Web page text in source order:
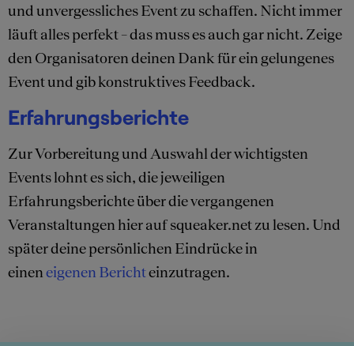
und unvergessliches Event zu schaffen. Nicht immer
läuft alles perfekt – das muss es auch gar nicht. Zeige
den Organisatoren deinen Dank für ein gelungenes
Event und gib konstruktives Feedback.
Erfahrungsberichte
Zur Vorbereitung und Auswahl der wichtigsten
Events lohnt es sich, die jeweiligen
Erfahrungsberichte über die vergangenen
Veranstaltungen hier auf squeaker.net zu lesen. Und
später deine persönlichen Eindrücke in
eineneigenen Berichteinzutragen.